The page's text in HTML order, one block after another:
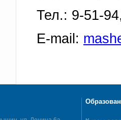
Тел.: 9-51-
E-mail: